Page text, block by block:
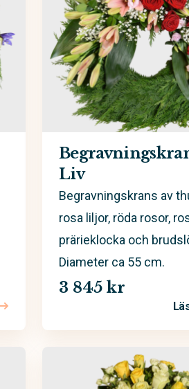
Begravningskrans – Violetta
Liv
Begravningskrans av
rosa liljor, röda rosor,
prärieklocka och
Diameter ca 55 cm.
3 845 kr